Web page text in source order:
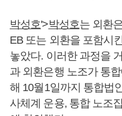
박성호'>박성호는 외환
EB 또는 외환을 포함시
놓았다. 이러한 과정을
과 외환은행 노조가 통
해 10월1일까지 통합법
사체계 운용, 통합 노조